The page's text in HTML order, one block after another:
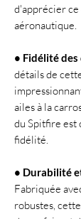
d'apprécier
aéronautique.
• Fidélité des
détails de
ailes à la
du Spitfire est
fidélité.
• Durabilité
Fabriquée
robustes,